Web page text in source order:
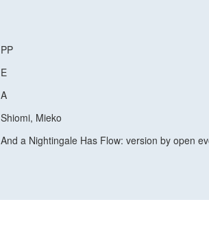
PP
E
A
Shiomi, Mieko
And a Nightingale Has Flow: version by open